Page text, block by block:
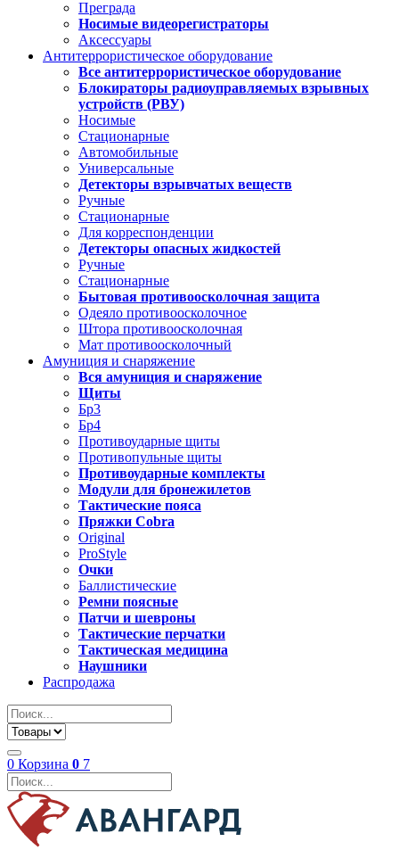
Преграда
Носимые видеорегистраторы
Аксессуары
Антитеррористическое оборудование
Все антитеррористическое оборудование
Блокираторы радиоуправляемых взрывных
устройств (РВУ)
Носимые
Стационарные
Автомобильные
Универсальные
Детекторы взрывчатых веществ
Ручные
Стационарные
Для корреспонденции
Детекторы опасных жидкостей
Ручные
Стационарные
Бытовая противоосколочная защита
Одеяло противоосколочное
Штора противоосколочная
Мат противоосколочный
Амуниция и снаряжение
Вся амуниция и снаряжение
Щиты
Бр3
Бр4
Противоударные щиты
Противопульные щиты
Противоударные комплекты
Модули для бронежилетов
Тактические пояса
Пряжки Cobra
Original
ProStyle
Очки
Баллистические
Ремни поясные
Патчи и шевроны
Тактические перчатки
Тактическая медицина
Наушники
Распродажа
0 Корзина 0 7